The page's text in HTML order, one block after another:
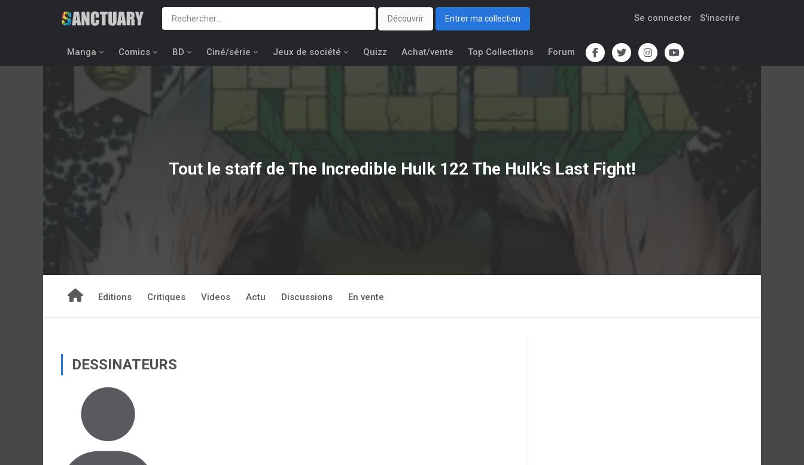
Découvrir Entrer ma collection Se connecter S'inscrire
Manga Comics BD Ciné/série Jeux de société Quizz Achat/vente Top Collections Forum
Tout le staff de The Incredible Hulk 122 The Hulk's Last Fight!
Editions Critiques Videos Actu Discussions En vente
DESSINATEURS